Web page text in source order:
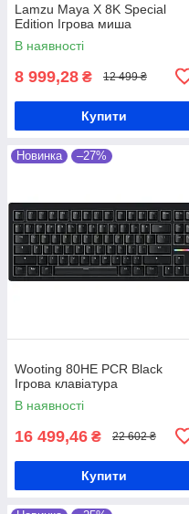
Lamzu Maya X 8K Special
Edition Ігрова миша
В наявності
8 999,28 ₴ 12 499 ₴
Купити
Новинка –27%
Wooting 80HE PCR Black
Ігрова клавіатура
В наявності
16 499,46 ₴ 22 602 ₴
Купити